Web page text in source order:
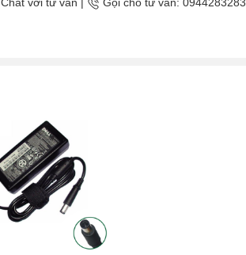
Chat với tư vấn | Gọi cho tư vấn: 0944283283